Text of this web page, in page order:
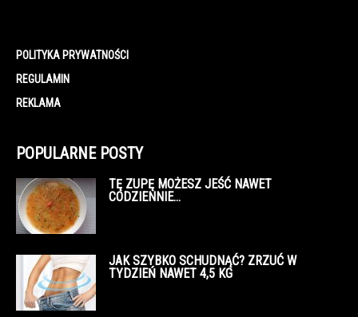
POLITYKA PRYWATNOŚCI
REGULAMIN
REKLAMA
POPULARNE POSTY
TĘ ZUPĘ MOŻESZ JEŚĆ NAWET
CODZIENNIE…
JAK SZYBKO SCHUDNĄĆ? ZRZUĆ W
TYDZIEŃ NAWET 4,5 KG